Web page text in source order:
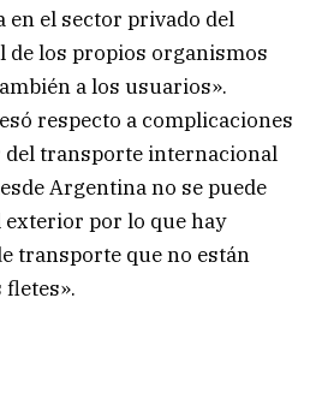
en el sector privado del
de los propios organismos
a los usuarios».
respecto a complicaciones
del transporte internacional
Argentina no se puede
por lo que hay
transporte que no están